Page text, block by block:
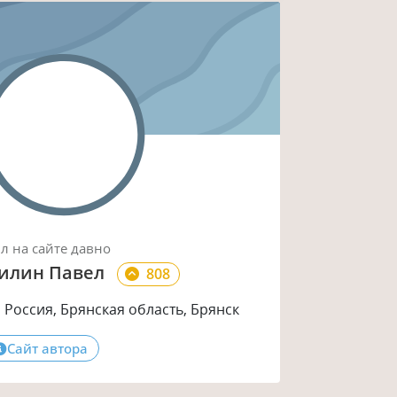
на сайте давно
Павел
808
Россия, Брянская область, Брянск
Сайт автора